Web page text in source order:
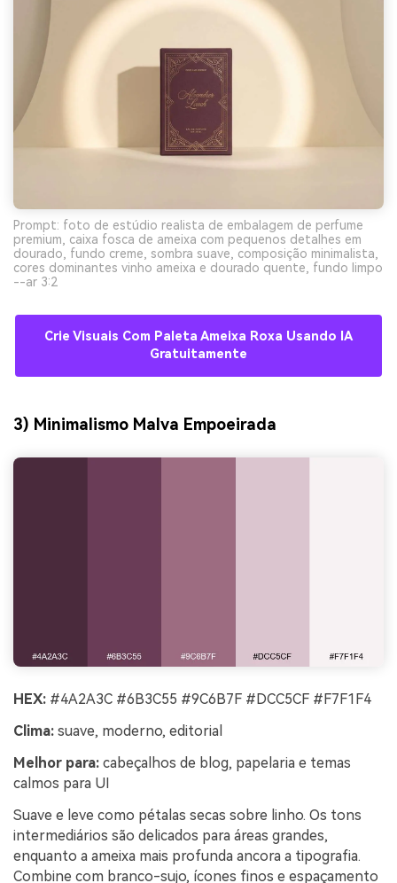
Prompt: foto de estúdio realista de embalagem de perfume
premium, caixa fosca de ameixa com pequenos detalhes em
dourado, fundo creme, sombra suave, composição minimalista,
cores dominantes vinho ameixa e dourado quente, fundo limpo
--ar 3:2
Crie Visuais Com Paleta Ameixa Roxa Usando IA
Gratuitamente
3) Minimalismo Malva Empoeirada
HEX: #4A2A3C #6B3C55 #9C6B7F #DCC5CF #F7F1F4
Clima: suave, moderno, editorial
Melhor para: cabeçalhos de blog, papelaria e temas
calmos para UI
Suave e leve como pétalas secas sobre linho. Os tons
intermediários são delicados para áreas grandes,
enquanto a ameixa mais profunda ancora a tipografia.
Combine com branco-sujo, ícones finos e espaçamento